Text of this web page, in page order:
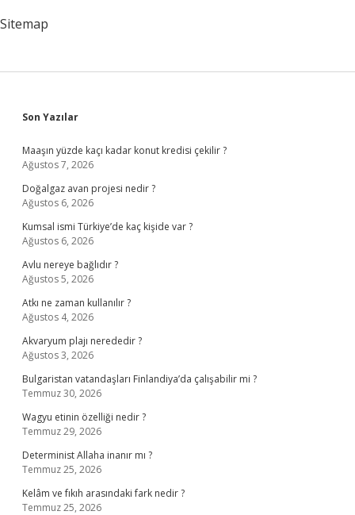
Sitemap
Sidebar
Son Yazılar
Maaşın yüzde kaçı kadar konut kredisi çekilir ?
Ağustos 7, 2026
Doğalgaz avan projesi nedir ?
Ağustos 6, 2026
Kumsal ismi Türkiye’de kaç kişide var ?
Ağustos 6, 2026
Avlu nereye bağlıdır ?
Ağustos 5, 2026
Atkı ne zaman kullanılır ?
Ağustos 4, 2026
Akvaryum plajı nerededir ?
Ağustos 3, 2026
Bulgaristan vatandaşları Finlandiya’da çalışabilir mi ?
Temmuz 30, 2026
Wagyu etinin özelliği nedir ?
Temmuz 29, 2026
Determinist Allaha inanır mı ?
Temmuz 25, 2026
Kelâm ve fıkıh arasındaki fark nedir ?
Temmuz 25, 2026